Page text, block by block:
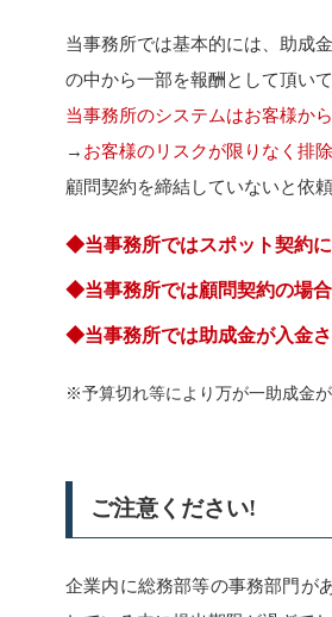
当事務所では基本的には、助成
の中から一部を報酬として頂い
当事務所のシステムはお客様か
→ お客様のリスクが限りなく排
顧問契約を締結していないと依
◆当事務所ではスポット契約に
◆当事務所では顧問契約の場
◆当事務所では助成金が入金
※予算切れ等により万が一助成金
ご注意ください!
企業内に総務部等の事務部門が